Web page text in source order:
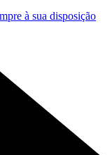
à sua disposição